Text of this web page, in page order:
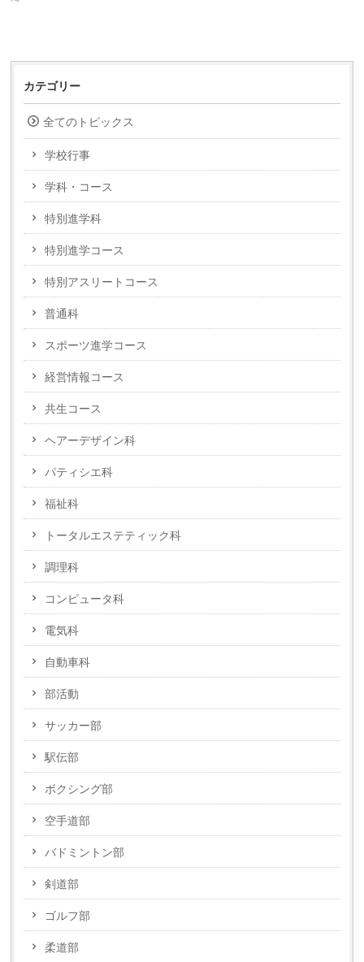
カテゴリー
全てのトピックス
学校行事
学科・コース
特別進学科
特別進学コース
特別アスリートコース
普通科
スポーツ進学コース
経営情報コース
共生コース
ヘアーデザイン科
パティシエ科
福祉科
トータルエステティック科
調理科
コンピュータ科
電気科
自動車科
部活動
サッカー部
駅伝部
ボクシング部
空手道部
バドミントン部
剣道部
ゴルフ部
柔道部